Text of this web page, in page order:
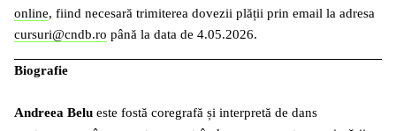
online, fiind necesară trimiterea dovezii plății prin email la adresa
cursuri@cndb.ro până la data de 4.05.2026.
Biografie
Andreea Belu este fostă coregrafă și interpretă de dans